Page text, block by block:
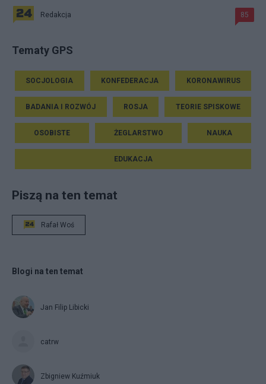
Redakcja 85
Tematy GPS
SOCJOLOGIA KONFEDERACJA KORONAWIRUS
BADANIA I ROZWÓJ ROSJA TEORIE SPISKOWE
OSOBISTE ŻEGLARSTWO NAUKA
EDUKACJA
Piszą na ten temat
Rafał Woś
Blogi na ten temat
Jan Filip Libicki
catrw
Zbigniew Kuźmiuk